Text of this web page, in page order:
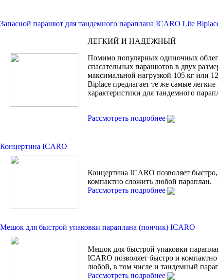
Запасной парашют для тандемного параплана ICARO Lite
ЛЕГКИЙ И НАДЕЖНЫЙ
Помимо популярных одиночных
спасательных парашютов в двух
максимальной нагрузкой 105 кг или
Biplace предлагает те же самые
характеристики для тандемного
Рассмотреть подробнее
Концертина ICARO
Концертина ICARO позволяет
компактно сложить любой параплан.
Рассмотреть подробнее
Мешок для быстрой упаковки параплана (пончик) ICARO
Мешок для быстрой упаковки
ICARO позволяет быстро и
любой, в том числе и тандемный
Рассмотреть подробнее